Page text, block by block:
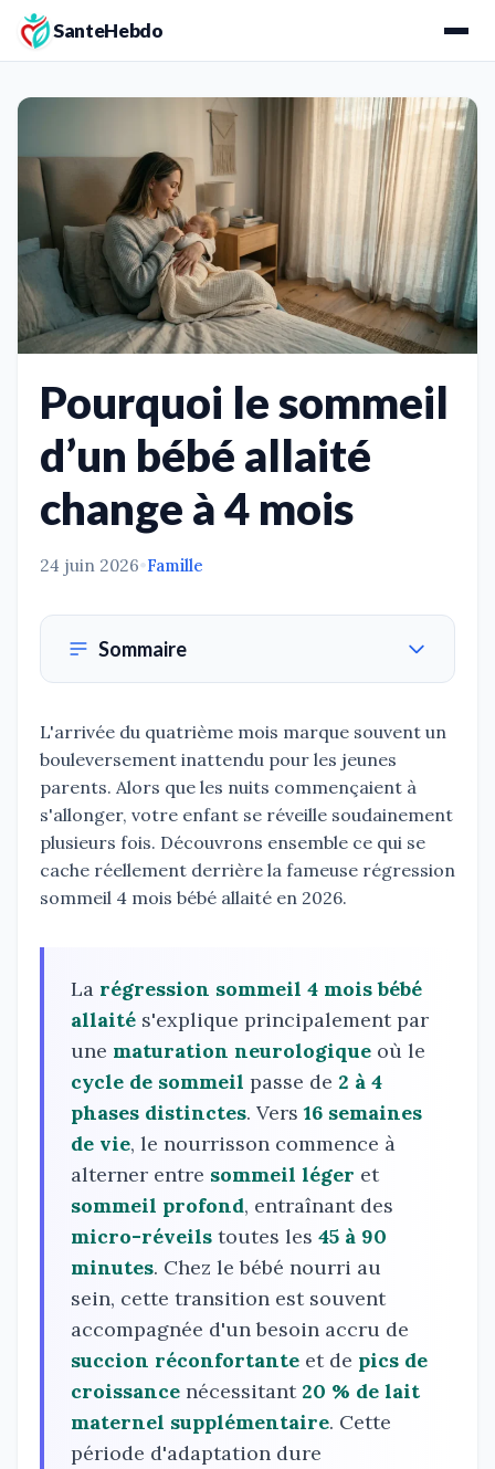
SanteHebdo
Pourquoi le sommeil
d’un bébé allaité
change à 4 mois
24 juin 2026•Famille
Sommaire
L'arrivée du quatrième mois marque souvent un
bouleversement inattendu pour les jeunes
parents. Alors que les nuits commençaient à
s'allonger, votre enfant se réveille soudainement
plusieurs fois. Découvrons ensemble ce qui se
cache réellement derrière la fameuse régression
sommeil 4 mois bébé allaité en 2026.
La régression sommeil 4 mois bébé
allaité s'explique principalement par
une maturation neurologique où le
cycle de sommeil passe de 2 à 4
phases distinctes. Vers 16 semaines
de vie, le nourrisson commence à
alterner entre sommeil léger et
sommeil profond, entraînant des
micro-réveils toutes les 45 à 90
minutes. Chez le bébé nourri au
sein, cette transition est souvent
accompagnée d'un besoin accru de
succion réconfortante et de pics de
croissance nécessitant 20 % de lait
maternel supplémentaire. Cette
période d'adaptation dure